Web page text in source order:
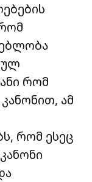
რომ
ამ
რომ ესეც